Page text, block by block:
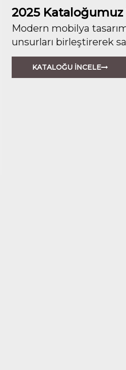
2025 Kataloğumuz
Modern mobilya
unsurları birleştirerek
KATALOĞU İNCELE